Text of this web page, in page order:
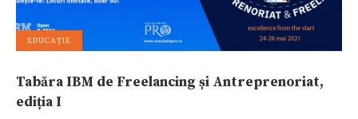
EDUCAȚIE
Tabăra IBM de Freelancing și Antreprenoriat,
ediția I